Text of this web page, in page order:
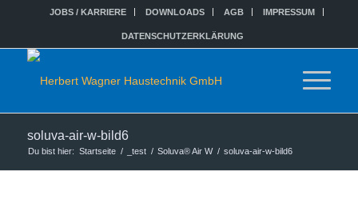
JOBS / KARRIERE DOWNLOADS AGB IMPRESSUM
DATENSCHUTZERKLÄRUNG
soluva-air-w-bild6
Du bist hier: Startseite / _test / Soluva® Air W / soluva-air-w-bild6